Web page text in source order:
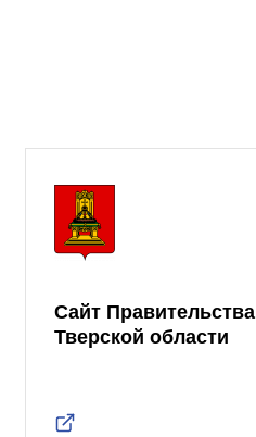
Сайт Правительства
Тверской области